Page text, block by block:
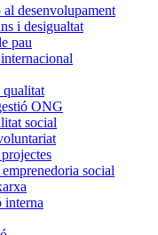
desenvolupament
i desigualtat
pau
ONG
social
social
interna